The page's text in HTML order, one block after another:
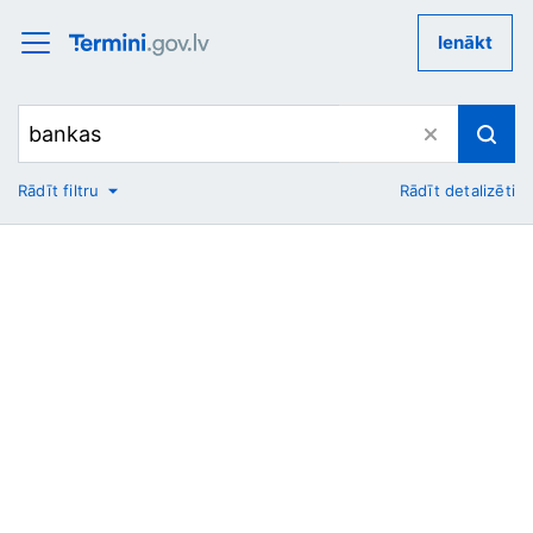
Ienākt
No
Rādīt filtru Rādīt detalizēti